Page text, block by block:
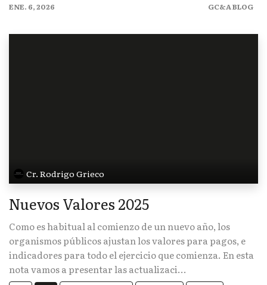
ENE. 6, 2026 GC&A BLOG
Cr. Rodrigo Grieco
Nuevos Valores 2025
Como es habitual al comienzo de un nuevo año, los
organismos públicos ajustan los valores para pagos, e
indicadores para todo el ejercicio que comienza. En esta
nota vamos a presentar las actualizaci...